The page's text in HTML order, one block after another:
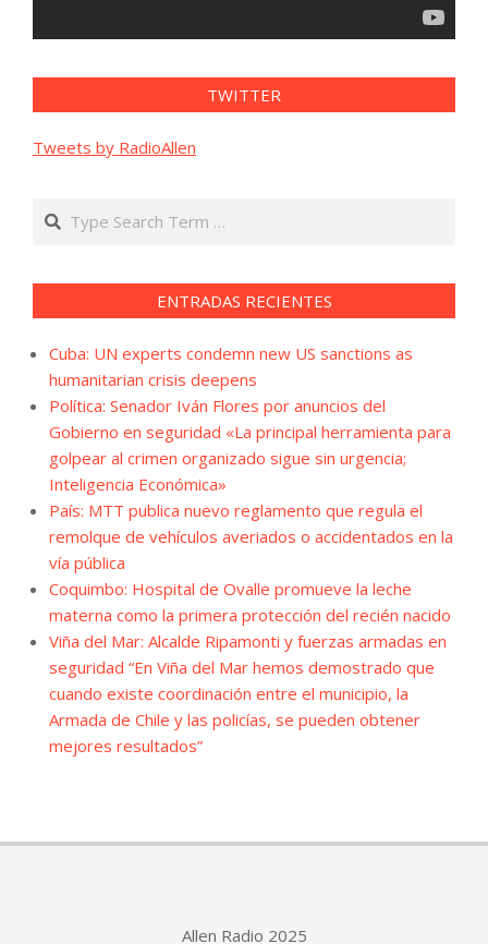
TWITTER
Tweets by RadioAllen
Search
ENTRADAS RECIENTES
Cuba: UN experts condemn new US sanctions as
humanitarian crisis deepens
Política: Senador Iván Flores por anuncios del
Gobierno en seguridad «La principal herramienta para
golpear al crimen organizado sigue sin urgencia;
Inteligencia Económica»
País: MTT publica nuevo reglamento que regula el
remolque de vehículos averiados o accidentados en la
vía pública
Coquimbo: Hospital de Ovalle promueve la leche
materna como la primera protección del recién nacido
Viña del Mar: Alcalde Ripamonti y fuerzas armadas en
seguridad “En Viña del Mar hemos demostrado que
cuando existe coordinación entre el municipio, la
Armada de Chile y las policías, se pueden obtener
mejores resultados”
Allen Radio 2025